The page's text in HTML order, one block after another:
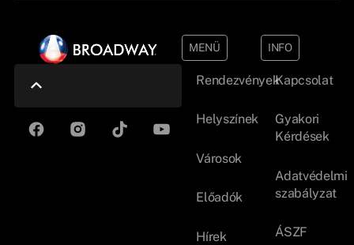
MENÜ
Rendezvények
Helyszínek
Városok
Előadók
Hírek
INFO
Kapcsolat
Gyakori
Kérdések
Adatvédelmi
szabályzat
ÁSZF